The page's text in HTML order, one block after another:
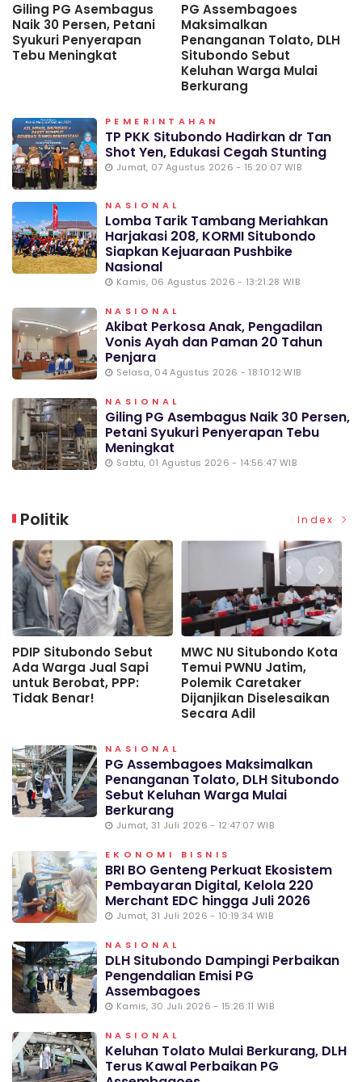
Giling PG Asembagus
Naik 30 Persen, Petani
Syukuri Penyerapan
Tebu Meningkat
PG Assembagoes
Maksimalkan
Penanganan Tolato, DLH
Situbondo Sebut
Keluhan Warga Mulai
Berkurang
PEMERINTAHAN
TP PKK Situbondo Hadirkan dr Tan
Shot Yen, Edukasi Cegah Stunting
Jumat, 07 Agustus 2026 - 15:20:07 WIB
NASIONAL
Lomba Tarik Tambang Meriahkan
Harjakasi 208, KORMI Situbondo
Siapkan Kejuaraan Pushbike
Nasional
Kamis, 06 Agustus 2026 - 13:21:28 WIB
NASIONAL
Akibat Perkosa Anak, Pengadilan
Vonis Ayah dan Paman 20 Tahun
Penjara
Selasa, 04 Agustus 2026 - 18:10:12 WIB
NASIONAL
Giling PG Asembagus Naik 30 Persen,
Petani Syukuri Penyerapan Tebu
Meningkat
Sabtu, 01 Agustus 2026 - 14:56:47 WIB
Politik Index
PDIP Situbondo Sebut
Ada Warga Jual Sapi
untuk Berobat, PPP:
Tidak Benar!
MWC NU Situbondo Kota
Temui PWNU Jatim,
Polemik Caretaker
Dijanjikan Diselesaikan
Secara Adil
NASIONAL
PG Assembagoes Maksimalkan
Penanganan Tolato, DLH Situbondo
Sebut Keluhan Warga Mulai
Berkurang
Jumat, 31 Juli 2026 - 12:47:07 WIB
EKONOMI BISNIS
BRI BO Genteng Perkuat Ekosistem
Pembayaran Digital, Kelola 220
Merchant EDC hingga Juli 2026
Jumat, 31 Juli 2026 - 10:19:34 WIB
NASIONAL
DLH Situbondo Dampingi Perbaikan
Pengendalian Emisi PG
Assembagoes
Kamis, 30 Juli 2026 - 15:26:11 WIB
NASIONAL
Keluhan Tolato Mulai Berkurang, DLH
Terus Kawal Perbaikan PG